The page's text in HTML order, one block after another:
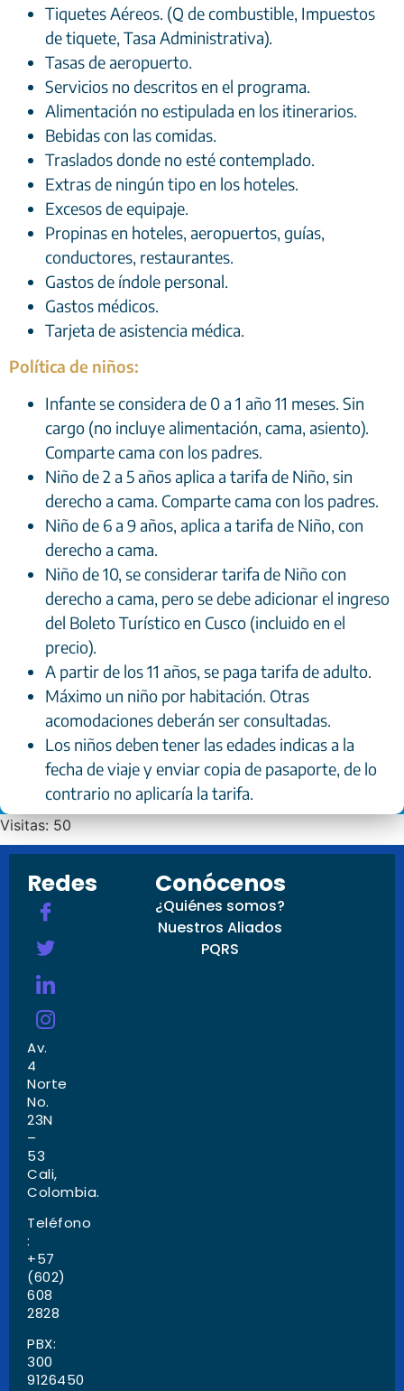
Tiquetes Aéreos. (Q de combustible, Impuestos
de tiquete, Tasa Administrativa).
Tasas de aeropuerto.
Servicios no descritos en el programa.
Alimentación no estipulada en los itinerarios.
Bebidas con las comidas.
Traslados donde no esté contemplado.
Extras de ningún tipo en los hoteles.
Excesos de equipaje.
Propinas en hoteles, aeropuertos, guías,
conductores, restaurantes.
Gastos de índole personal.
Gastos médicos.
Tarjeta de asistencia médica.
Política de niños:
Infante se considera de 0 a 1 año 11 meses. Sin
cargo (no incluye alimentación, cama, asiento).
Comparte cama con los padres.
Niño de 2 a 5 años aplica a tarifa de Niño, sin
derecho a cama. Comparte cama con los padres.
Niño de 6 a 9 años, aplica a tarifa de Niño, con
derecho a cama.
Niño de 10, se considerar tarifa de Niño con
derecho a cama, pero se debe adicionar el ingreso
del Boleto Turístico en Cusco (incluido en el
precio).
A partir de los 11 años, se paga tarifa de adulto.
Máximo un niño por habitación. Otras
acomodaciones deberán ser consultadas.
Los niños deben tener las edades indicas a la
fecha de viaje y enviar copia de pasaporte, de lo
contrario no aplicaría la tarifa.
Visitas: 50
Redes
Av.
4
Norte
No.
23N
–
53
Cali,
Colombia.
Teléfono
:
+57
(602)
608
2828
PBX:
300
9126450
Conócenos
¿Quiénes somos?
Nuestros Aliados
PQRS